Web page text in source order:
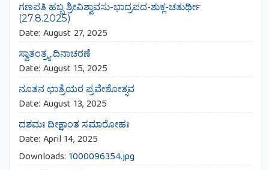
ಗಣಪತಿ ಹಬ್ಬ ಶ್ರೀವಿಶ್ವಾವಸು-ಭಾದ್ರಪದ-ಶುಕ್ಲ-ಚತುರ್ಥೀ
(27.8.2025)
Date: August 27, 2025
ಸ್ವಾತಂತ್ರ್ಯ ದಿನಾಚರಣೆ
Date: August 15, 2025
ನೂತನ ಛಾತ್ರೆಯರ ಪ್ರವೇಶೋತ್ಸವ
Date: August 13, 2025
ದಶಮಃ ದೀಕ್ಷಾಂತ ಸಮಾರೋಹಃ
Date: April 14, 2025
Downloads: 1000096354.jpg